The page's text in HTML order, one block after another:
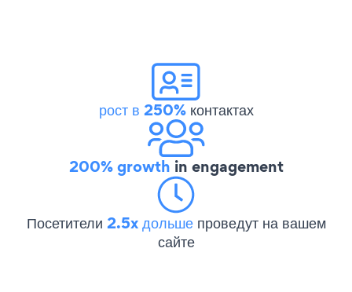
рост в 250%контактах
200% growth in engagement
Посетители 2.5x дольше проведут на вашем
сайте